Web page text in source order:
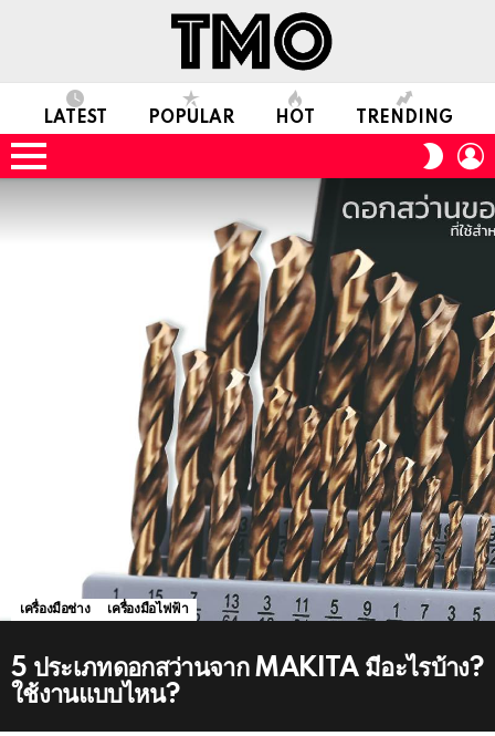
LATEST POPULAR HOT TRENDING
Menu
SKIN
เครื่องมือช่าง เครื่องมือไฟฟ้า
5 ประเภทดอกสว่านจาก MAKITA มีอะไรบ้าง?
ใช้งานแบบไหน?